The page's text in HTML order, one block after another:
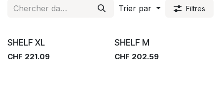
Trier par Filtres
SHELF XL
CHF 221.09
SHELF M
CHF 202.59